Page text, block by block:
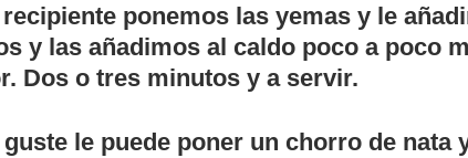
ponemos las yemas y le
y las añadimos al caldo poco a poco
Dos o tres minutos y a servir.
le puede poner un chorro de nata